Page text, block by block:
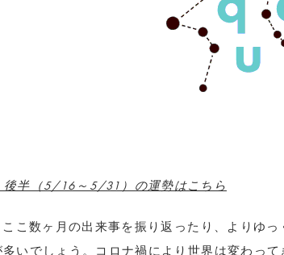
後半（5/16～5/31）の運勢はこちら
こ数ヶ月の出来事を振り返ったり、よりゆっ
いでしょう。コロナ禍により世界は変わっ